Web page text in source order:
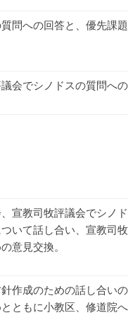
問への回答と、優先課
会でシノドスの質問へ
宣教司牧評議会でシノ
いて話し合い、宣教司
意見交換。
作成のための話し合い
ともに小教区、修道院へ